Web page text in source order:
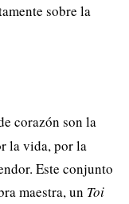
sobre la
corazón son la
la vida, por la
Este conjunto
maestra, un Toi